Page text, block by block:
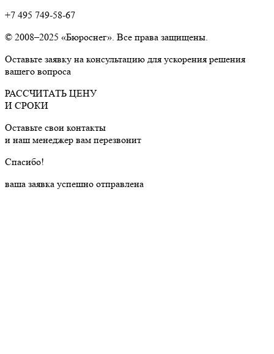
+7 495 749-58-67
© 2008–2025 «Бюроснег». Все права защищены.
Оставьте заявку на консультацию для ускорения решения
вашего вопроса
РАССЧИТАТЬ ЦЕНУ
И СРОКИ
Оставьте свои контакты
и наш менеджер вам перезвонит
Cпасибо!
ваша заявка успешно отправлена